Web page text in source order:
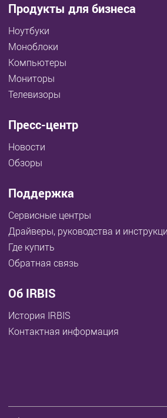
Продукты для бизнеса
Ноутбуки
Моноблоки
Компьютеры
Мониторы
Телевизоры
Пресс-центр
Новости
Обзоры
Поддержка
Сервисные центры
Драйверы, руководства и
Где купить
Обратная связь
Об IRBIS
История IRBIS
Контактная информация